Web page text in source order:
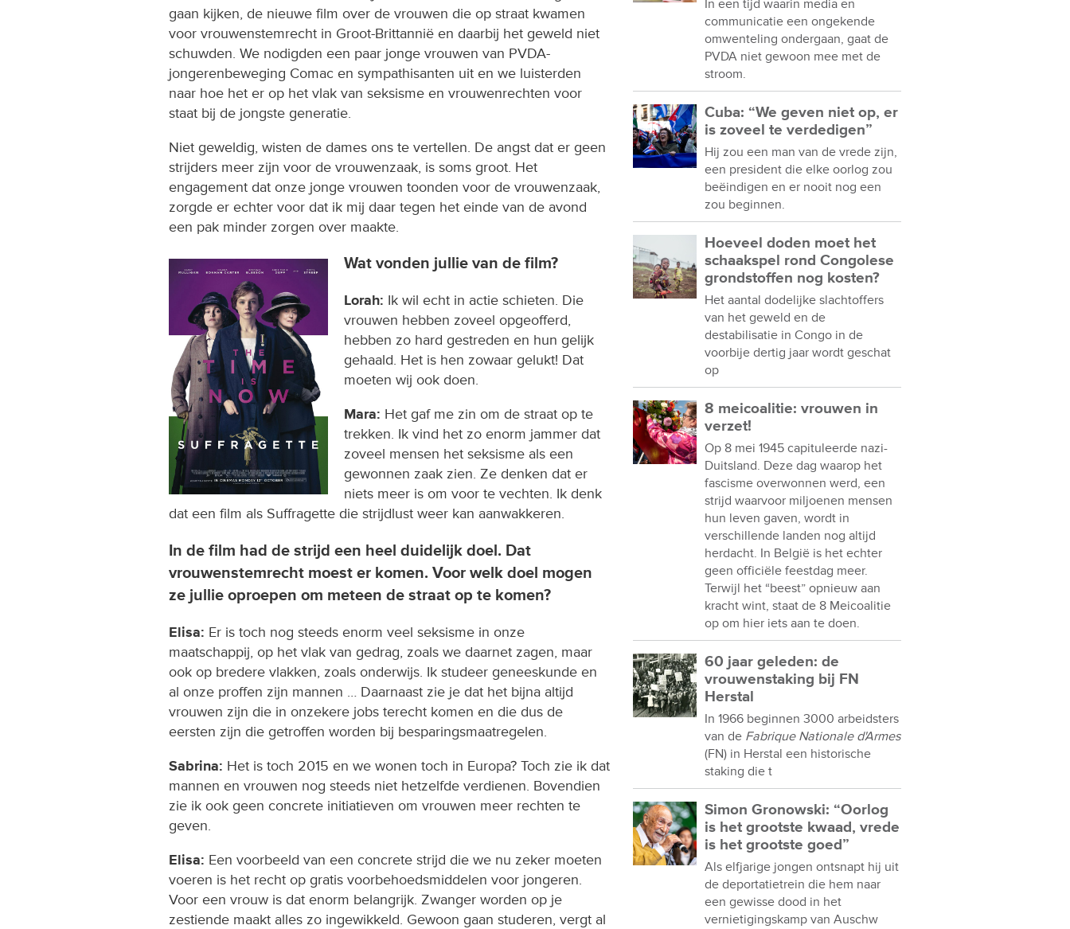
gaan kijken, de nieuwe film over de vrouwen die op straat kwamen
voor vrouwenstemrecht in Groot-Brittannië en daarbij het geweld niet
schuwden. We nodigden een paar jonge vrouwen van PVDA-
jongerenbeweging Comac en sympathisanten uit en we luisterden
naar hoe het er op het vlak van seksisme en vrouwenrechten voor
staat bij de jongste generatie.
Niet geweldig, wisten de dames ons te vertellen. De angst dat er geen
strijders meer zijn voor de vrouwenzaak, is soms groot. Het
engagement dat onze jonge vrouwen toonden voor de vrouwenzaak,
zorgde er echter voor dat ik mij daar tegen het einde van de avond
een pak minder zorgen over maakte.
Wat vonden jullie van de film?
Lorah: Ik wil echt in actie schieten. Die
vrouwen hebben zoveel opgeofferd,
hebben zo hard gestreden en hun gelijk
gehaald. Het is hen zowaar gelukt! Dat
moeten wij ook doen.
Mara: Het gaf me zin om de straat op te
trekken. Ik vind het zo enorm jammer dat
zoveel mensen het seksisme als een
gewonnen zaak zien. Ze denken dat er
niets meer is om voor te vechten. Ik denk
dat een film als Suffragette die strijdlust weer kan aanwakkeren.
In de film had de strijd een heel duidelijk doel. Dat
vrouwenstemrecht moest er komen. Voor welk doel mogen
ze jullie oproepen om meteen de straat op te komen?
Elisa: Er is toch nog steeds enorm veel seksisme in onze
maatschappij, op het vlak van gedrag, zoals we daarnet zagen, maar
ook op bredere vlakken, zoals onderwijs. Ik studeer geneeskunde en
al onze proffen zijn mannen … Daarnaast zie je dat het bijna altijd
vrouwen zijn die in onzekere jobs terecht komen en die dus de
eersten zijn die getroffen worden bij besparingsmaatregelen.
Sabrina: Het is toch 2015 en we wonen toch in Europa? Toch zie ik dat
mannen en vrouwen nog steeds niet hetzelfde verdienen. Bovendien
zie ik ook geen concrete initiatieven om vrouwen meer rechten te
geven.
Elisa: Een voorbeeld van een concrete strijd die we nu zeker moeten
voeren is het recht op gratis voorbehoedsmiddelen voor jongeren.
Voor een vrouw is dat enorm belangrijk. Zwanger worden op je
zestiende maakt alles zo ingewikkeld. Gewoon gaan studeren, vergt al
In een tijd waarin media en
communicatie een ongekende
omwenteling ondergaan, gaat de
PVDA niet gewoon mee met de
stroom.
Cuba: “We geven niet op, er
is zoveel te verdedigen”
Hij zou een man van de vrede zijn,
een president die elke oorlog zou
beëindigen en er nooit nog een
zou beginnen.
Hoeveel doden moet het
schaakspel rond Congolese
grondstoffen nog kosten?
Het aantal dodelijke slachtoffers
van het geweld en de
destabilisatie in Congo in de
voorbije dertig jaar wordt geschat
op
8 meicoalitie: vrouwen in
verzet!
Op 8 mei 1945 capituleerde nazi-
Duitsland. Deze dag waarop het
fascisme overwonnen werd, een
strijd waarvoor miljoenen mensen
hun leven gaven, wordt in
verschillende landen nog altijd
herdacht. In België is het echter
geen officiële feestdag meer.
Terwijl het “beest” opnieuw aan
kracht wint, staat de 8 Meicoalitie
op om hier iets aan te doen.
60 jaar geleden: de
vrouwenstaking bij FN
Herstal
In 1966 beginnen 3000 arbeidsters
van de Fabrique Nationale d'Armes
(FN) in Herstal een historische
staking die t
Simon Gronowski: “Oorlog
is het grootste kwaad, vrede
is het grootste goed”
Als elfjarige jongen ontsnapt hij uit
de deportatietrein die hem naar
een gewisse dood in het
vernietigingskamp van Auschw